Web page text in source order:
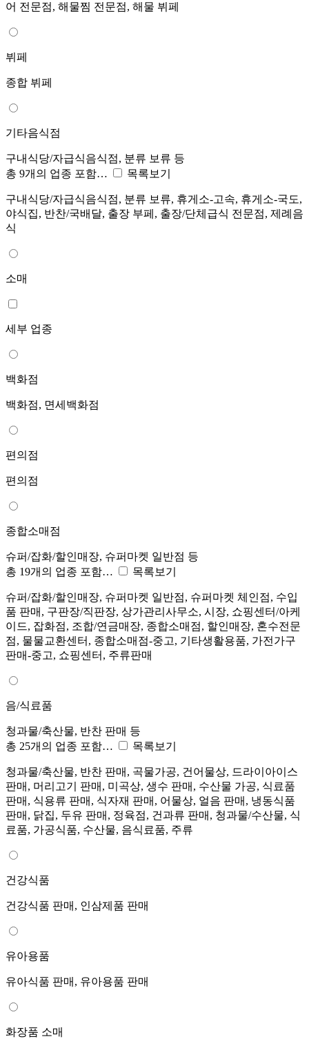
어 전문점, 해물찜 전문점, 해물 뷔페
뷔페
종합 뷔페
기타음식점
구내식당/자급식음식점, 분류 보류 등
총 9개의 업종 포함…
목록보기
구내식당/자급식음식점, 분류 보류, 휴게소-고속, 휴게소-국도,
야식집, 반찬/국배달, 출장 부페, 출장/단체급식 전문점, 제례음
식
소매
세부 업종
백화점
백화점, 면세백화점
편의점
편의점
종합소매점
슈퍼/잡화/할인매장, 슈퍼마켓 일반점 등
총 19개의 업종 포함…
목록보기
슈퍼/잡화/할인매장, 슈퍼마켓 일반점, 슈퍼마켓 체인점, 수입
품 판매, 구판장/직판장, 상가관리사무소, 시장, 쇼핑센터/아케
이드, 잡화점, 조합/연금매장, 종합소매점, 할인매장, 혼수전문
점, 물물교환센터, 종합소매점-중고, 기타생활용품, 가전가구
판매-중고, 쇼핑센터, 주류판매
음/식료품
청과물/축산물, 반찬 판매 등
총 25개의 업종 포함…
목록보기
청과물/축산물, 반찬 판매, 곡물가공, 건어물상, 드라이아이스
판매, 머리고기 판매, 미곡상, 생수 판매, 수산물 가공, 식료품
판매, 식용류 판매, 식자재 판매, 어물상, 얼음 판매, 냉동식품
판매, 닭집, 두유 판매, 정육점, 건과류 판매, 청과물/수산물, 식
료품, 가공식품, 수산물, 음식료품, 주류
건강식품
건강식품 판매, 인삼제품 판매
유아용품
유아식품 판매, 유아용품 판매
화장품 소매